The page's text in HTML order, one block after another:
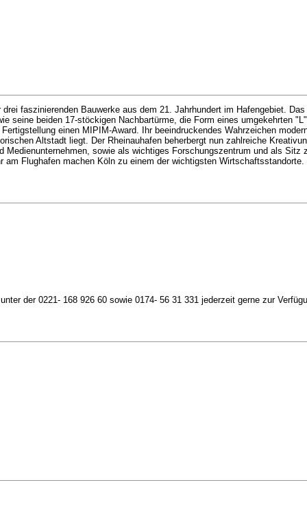
faszinierenden Bauwerke aus dem 21. Jahrhundert im Hafengebiet.
seine beiden 17-stöckigen Nachbartürme, die Form eines umgekehrten
einen MIPIM-Award. Ihr beeindruckendes Wahrzeichen
Altstadt liegt. Der Rheinauhafen beherbergt nun zahlreiche
sowie als wichtiges Forschungszentrum und als Sitz
Flughafen machen Köln zu einem der wichtigsten Wirtschaftsstandorte.
der 0221- 168 926 60 sowie 0174- 56 31 331 jederzeit gerne zur